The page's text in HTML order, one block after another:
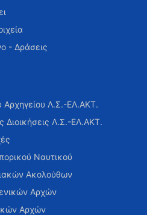
- Δράσεις
Αρχηγείου Λ.Σ.-ΕΛ.ΑΚΤ.
Διοικήσεις Λ.Σ.-ΕΛ.ΑΚΤ.
Ναυτικού
Ακολούθων
Αρχών
Αρχών